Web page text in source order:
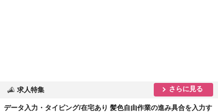
求人特集 さらに見る
データ入力・タイピング/在宅あり 髪色自由作業の進み具合を入力す